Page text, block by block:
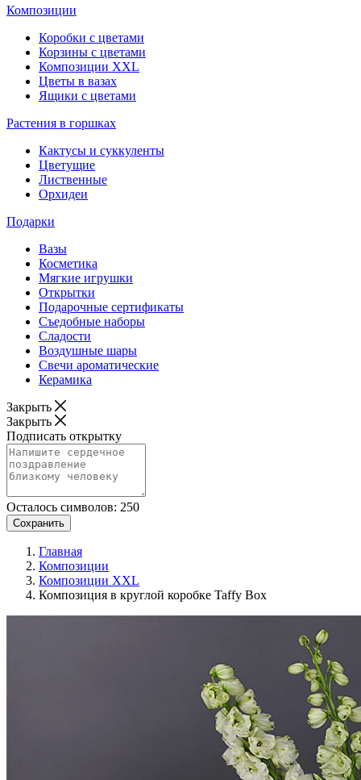
Композиции
Коробки с цветами
Корзины с цветами
Композиции XXL
Цветы в вазах
Ящики с цветами
Растения в горшках
Кактусы и суккуленты
Цветущие
Лиственные
Орхидеи
Подарки
Вазы
Косметика
Мягкие игрушки
Открытки
Подарочные сертификаты
Съедобные наборы
Сладости
Воздушные шары
Свечи ароматические
Керамика
Закрыть
Закрыть
Подписать открытку
Осталось символов: 250
Сохранить
Главная
Композиции
Композиции XXL
Композиция в круглой коробке Taffy Box